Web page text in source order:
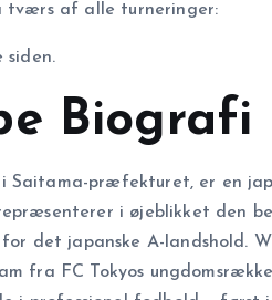
tværs af alle turneringer:
siden.
Biografi
i Saitama-præfekturet, er en
i øjeblikket den
det japanske A-landshold.
fra FC Tokyos